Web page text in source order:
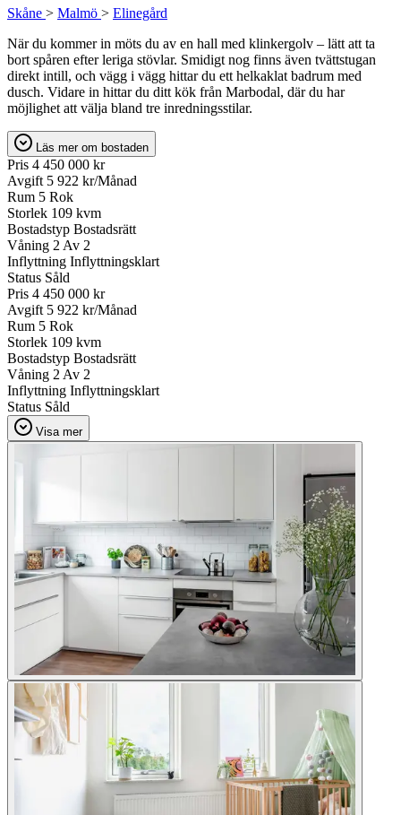
Skåne > Malmö > Elinegård
När du kommer in möts du av en hall med klinkergolv – lätt att ta
bort spåren efter leriga stövlar. Smidigt nog finns även tvättstugan
direkt intill, och vägg i vägg hittar du ett helkaklat badrum med
dusch. Vidare in hittar du ditt kök från Marbodal, där du har
möjlighet att välja bland tre inredningsstilar.
Läs mer om bostaden
Pris 4 450 000 kr
Avgift 5 922 kr/Månad
Rum 5 Rok
Storlek 109 kvm
Bostadstyp Bostadsrätt
Våning 2 Av 2
Inflyttning Inflyttningsklart
Status Såld
Pris 4 450 000 kr
Avgift 5 922 kr/Månad
Rum 5 Rok
Storlek 109 kvm
Bostadstyp Bostadsrätt
Våning 2 Av 2
Inflyttning Inflyttningsklart
Status Såld
Visa mer